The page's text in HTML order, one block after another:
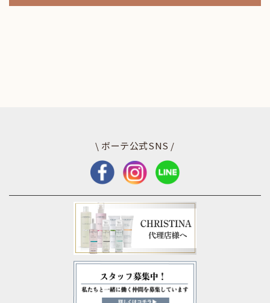
\ ボーテ公式SNS /